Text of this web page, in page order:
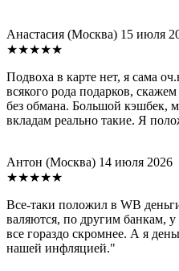
Анастасия (Москва) 15 июля
★★★★★
Подвоха в карте нет, я сама
всякого рода подарков,
без обмана. Большой кэшбек,
вкладам реально такие. Я
Антон (Москва) 14 июля 2026
★★★★★
Все-таки положил в WB
валяются, по другим банкам,
все гораздо скромнее. А я
нашей инфляцией."